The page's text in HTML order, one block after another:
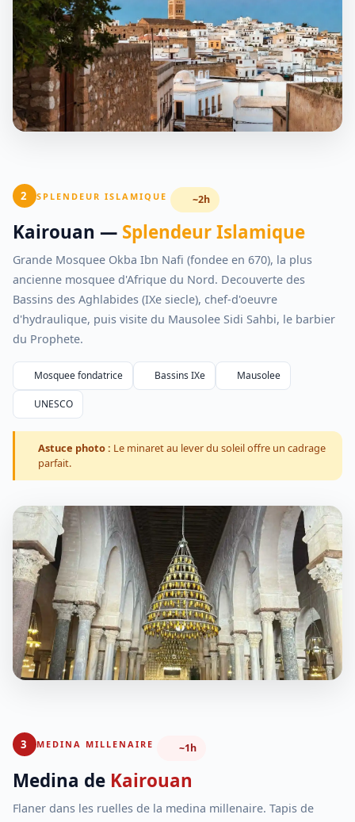
2 SPLENDEUR ISLAMIQUE ~2h
Kairouan — Splendeur Islamique
Grande Mosquee Okba Ibn Nafi (fondee en 670), la plus
ancienne mosquee d'Afrique du Nord. Decouverte des
Bassins des Aghlabides (IXe siecle), chef-d'oeuvre
d'hydraulique, puis visite du Mausolee Sidi Sahbi, le barbier
du Prophete.
Mosquee fondatrice Bassins IXe Mausolee
UNESCO
Astuce photo : Le minaret au lever du soleil offre un cadrage
parfait.
3 MEDINA MILLENAIRE ~1h
Medina de Kairouan
Flaner dans les ruelles de la medina millenaire. Tapis de